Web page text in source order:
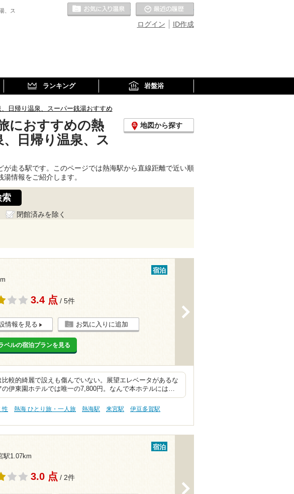
、ス
ID作成
ログイン
お気に入りの温泉
ランキング 岩盤浴
日帰り温泉、スーパー銭湯おすすめ
におすすめの熱
日帰り温泉、ス
地図から探す
走る駅です。このページでは熱海駅から直線距離で近い順
情報をご紹介します。
閉館済みを除く
宿泊
3.4 点 / 5件
情報を見る お気に入りに追加
ベルの宿泊プランを見る
較的綺麗で設えも傷んでいない。展望エレベータがあるな
の伊東園ホテルでは唯一の7,800円。なんで本ホテルには…
性 熱海 ひとり旅・一人旅 熱海駅 来宮駅
伊豆多賀駅
駅1.07km
宿泊
3.0 点 / 2件